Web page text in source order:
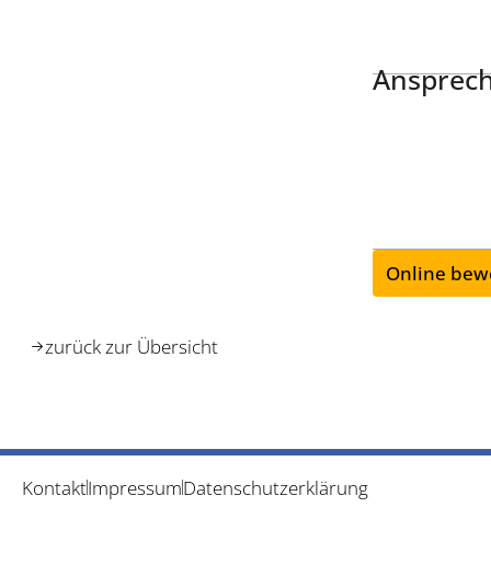
Online
zurück zur Übersicht
KontaktImpressumDatenschutzerklärung